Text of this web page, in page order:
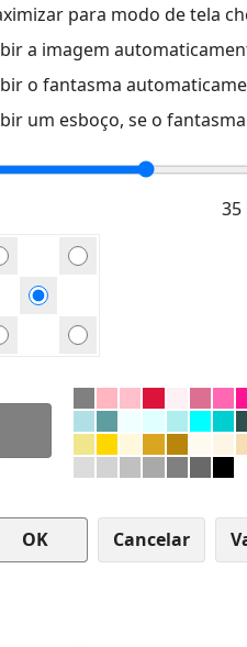
para modo de tela
a imagem
o fantasma
um esboço, se o
Cancelar